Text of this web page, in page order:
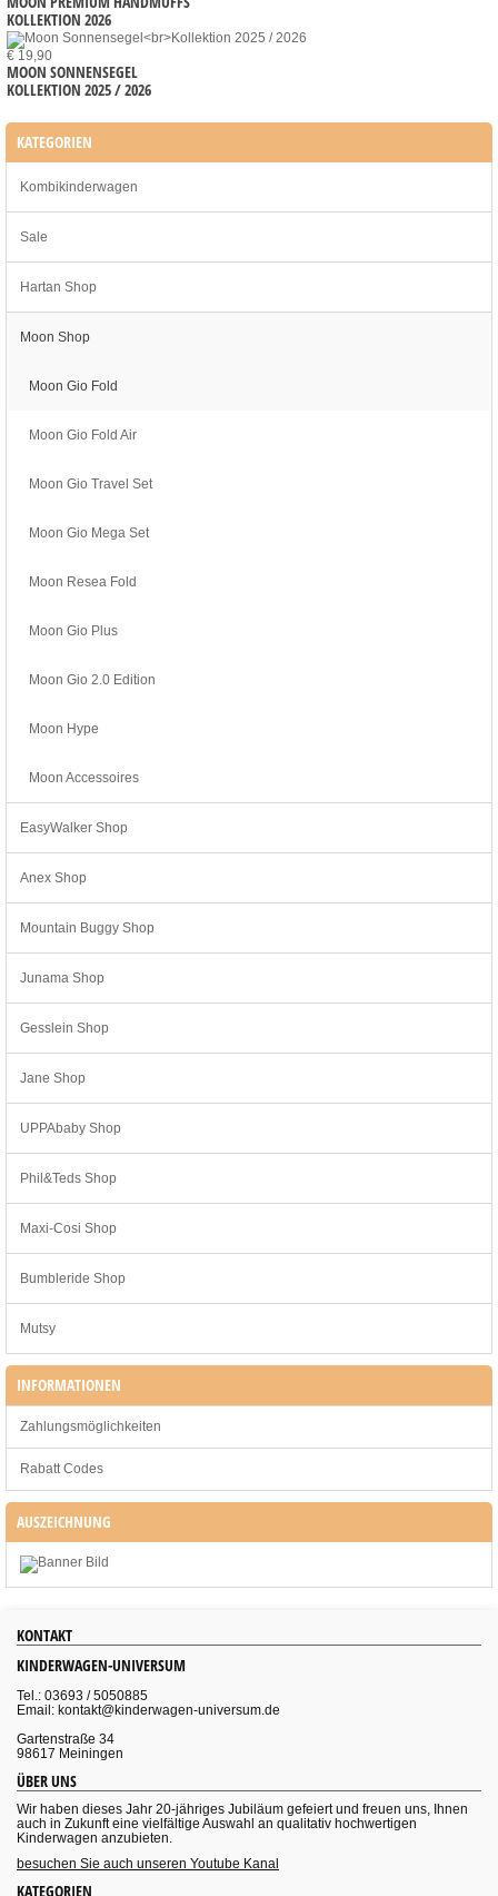
KOLLEKTION 2026
€ 19,90
MOON SONNENSEGEL
KOLLEKTION 2025 / 2026
KATEGORIEN
Kombikinderwagen
Sale
Hartan Shop
Moon Shop
Moon Gio Fold
Moon Gio Fold Air
Moon Gio Travel Set
Moon Gio Mega Set
Moon Resea Fold
Moon Gio Plus
Moon Gio 2.0 Edition
Moon Hype
Moon Accessoires
EasyWalker Shop
Anex Shop
Mountain Buggy Shop
Junama Shop
Gesslein Shop
Jane Shop
UPPAbaby Shop
Phil&Teds Shop
Maxi-Cosi Shop
Bumbleride Shop
Mutsy
INFORMATIONEN
Zahlungsmöglichkeiten
Rabatt Codes
AUSZEICHNUNG
KONTAKT
KINDERWAGEN-UNIVERSUM
Tel.: 03693 / 5050885
Email: kontakt@kinderwagen-universum.de
Gartenstraße 34
98617 Meiningen
ÜBER UNS
Wir haben dieses Jahr 20-jähriges Jubiläum gefeiert und freuen uns, Ihnen
auch in Zukunft eine vielfältige Auswahl an qualitativ hochwertigen
Kinderwagen anzubieten.
besuchen Sie auch unseren Youtube Kanal
KATEGORIEN